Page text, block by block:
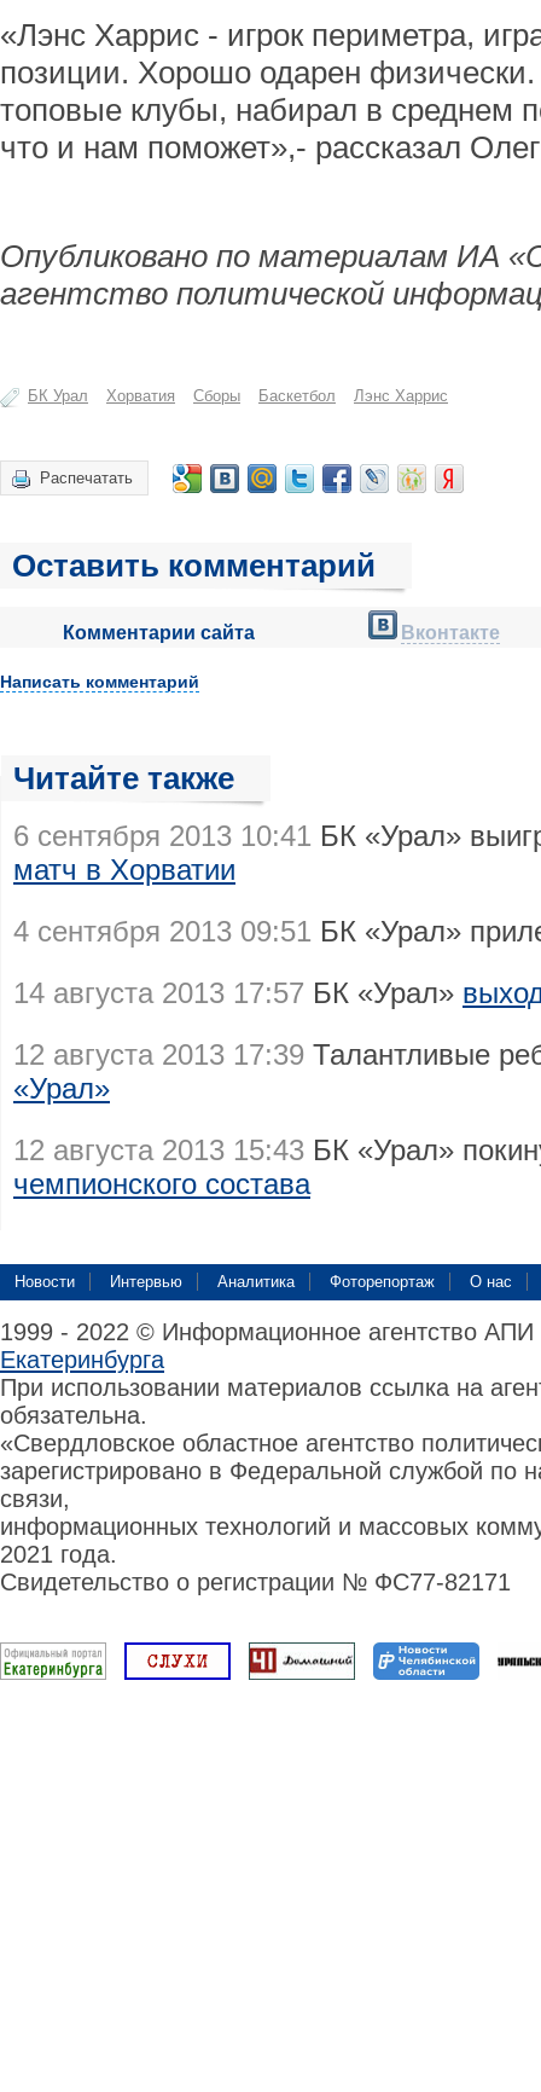
«Лэнс Харрис - игрок периметра,
позиции. Хорошо одарен
топовые клубы, набирал в среднем
что и нам поможет»,- рассказал
Опубликовано по материалам ИА
агентство политической
БК Урал Хорватия Сборы Баскетбол Лэнс Харрис
Распечатать
Оставить комментарий
Комментарии сайта Вконтакте
Написать комментарий
Читайте также
6 сентября 2013 10:41 БК «Урал»
матч в Хорватии
4 сентября 2013 09:51 БК «Урал»
14 августа 2013 17:57 БК «Урал»
12 августа 2013 17:39 Талантливые
«Урал»
12 августа 2013 15:43 БК «Урал»
чемпионского состава
Новости Интервью Аналитика Фоторепортаж О нас
1999 - 2022 © Информационное агентство
Екатеринбурга
При использовании материалов ссылка на
обязательна.
«Свердловское областное агентство
зарегистрировано в Федеральной службой по
связи,
информационных технологий и массовых
2021 года.
Свидетельство о регистрации № ФС77-82171